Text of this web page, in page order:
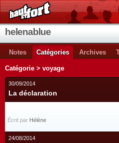
helenablue
Notes Catégories Archives
Catégorie > voyage
30/09/2014
La déclaration
Écrit par Hélène
24/08/2014